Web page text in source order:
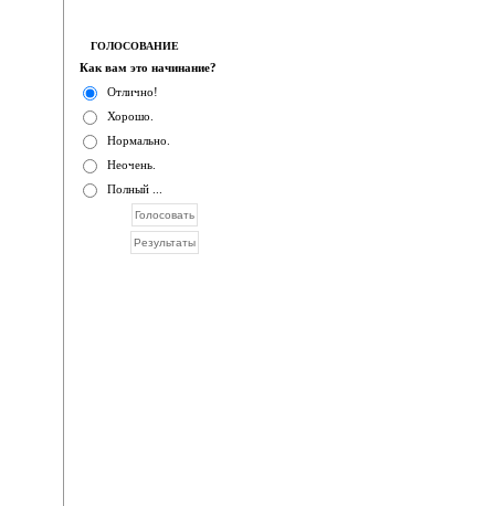
ГОЛОСОВАНИЕ
Как вам это начинание?
Отлично!
Хорошо.
Нормально.
Неочень.
Полный ...